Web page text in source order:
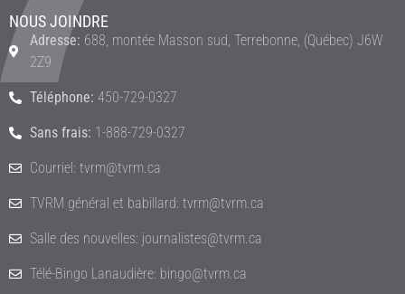
NOUS JOINDRE
Adresse: 688, montée Masson sud, Terrebonne, (Québec) J6W
2Z9
Téléphone: 450-729-0327
Sans frais: 1-888-729-0327
Courriel: tvrm@tvrm.ca
TVRM général et babillard: tvrm@tvrm.ca
Salle des nouvelles: journalistes@tvrm.ca
Télé-Bingo Lanaudière: bingo@tvrm.ca